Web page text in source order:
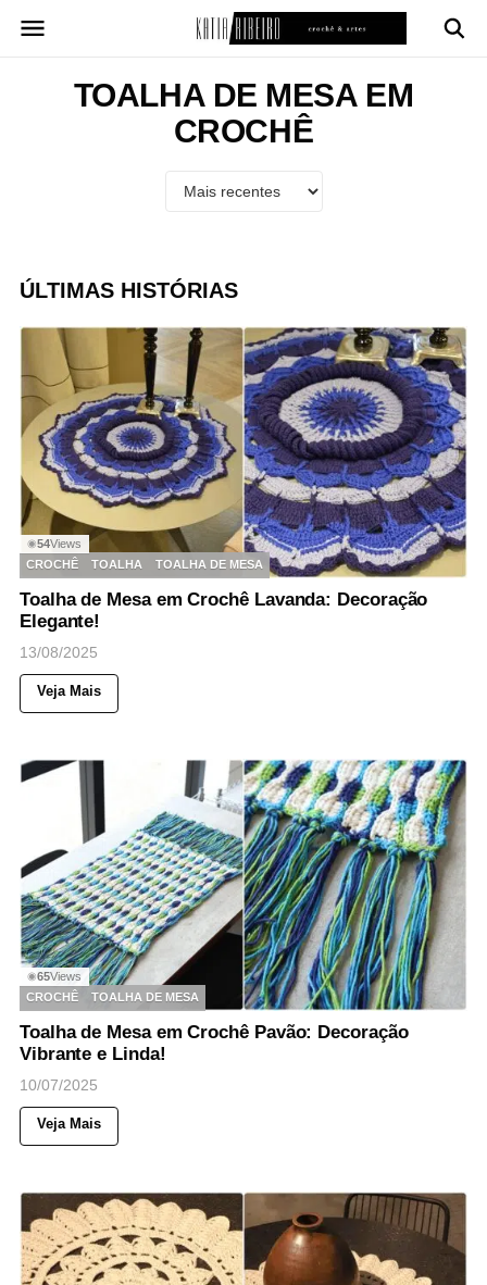
para
TOALHA DE MESA EM
CROCHÊ
ÚLTIMAS HISTÓRIAS
◉54Views
CROCHÊ
TOALHA TOALHA DE MESA
Toalha de Mesa em Crochê Lavanda: Decoração
Elegante!
13/08/2025
Veja Mais
◉65Views
CROCHÊ
TOALHA DE MESA
Toalha de Mesa em Crochê Pavão: Decoração
Vibrante e Linda!
10/07/2025
Veja Mais